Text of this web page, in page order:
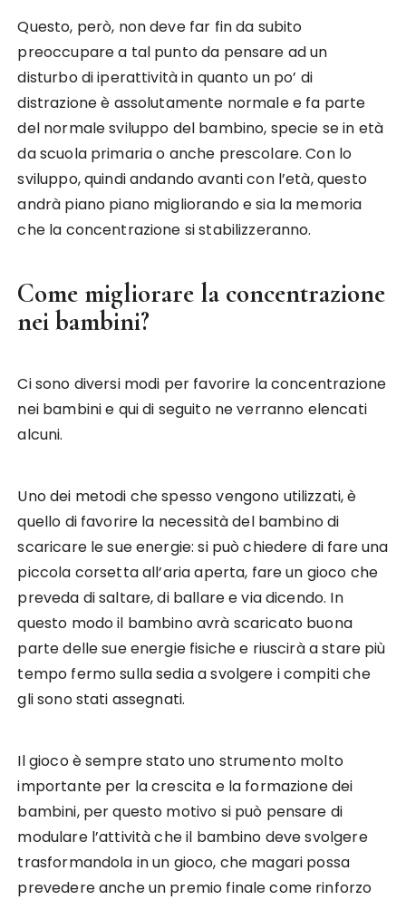
Questo, però, non deve far fin da subito
preoccupare a tal punto da pensare ad un
disturbo di iperattività in quanto un po’ di
distrazione è assolutamente normale e fa parte
del normale sviluppo del bambino, specie se in età
da scuola primaria o anche prescolare. Con lo
sviluppo, quindi andando avanti con l’età, questo
andrà piano piano migliorando e sia la memoria
che la concentrazione si stabilizzeranno.
Come migliorare la concentrazione
nei bambini?
Ci sono diversi modi per favorire la concentrazione
nei bambini e qui di seguito ne verranno elencati
alcuni.
Uno dei metodi che spesso vengono utilizzati, è
quello di favorire la necessità del bambino di
scaricare le sue energie: si può chiedere di fare una
piccola corsetta all’aria aperta, fare un gioco che
preveda di saltare, di ballare e via dicendo. In
questo modo il bambino avrà scaricato buona
parte delle sue energie fisiche e riuscirà a stare più
tempo fermo sulla sedia a svolgere i compiti che
gli sono stati assegnati.
Il gioco è sempre stato uno strumento molto
importante per la crescita e la formazione dei
bambini, per questo motivo si può pensare di
modulare l’attività che il bambino deve svolgere
trasformandola in un gioco, che magari possa
prevedere anche un premio finale come rinforzo